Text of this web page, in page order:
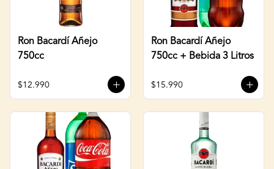
Ron Bacardí Añejo
750cc
$12.990
Ron Bacardí Añejo
750cc + Bebida 3 Litros
$15.990